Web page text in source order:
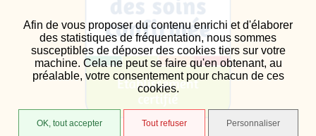
Afin de vous proposer du contenu enrichi et d'élaborer
des statistiques de fréquentation, nous sommes
susceptibles de déposer des cookies tiers sur votre
machine. Cela ne peut se faire qu'en obtenant, au
préalable, votre consentement pour chacun de ces
cookies.
OK, tout accepter Tout refuser Personnaliser